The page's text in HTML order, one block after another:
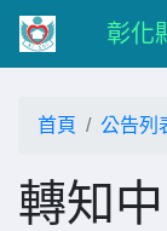
彰化
首頁 公告列
轉知